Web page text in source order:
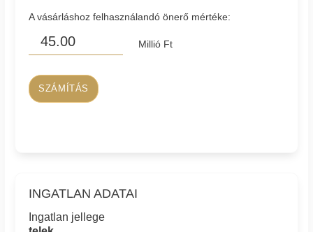
A vásárláshoz felhasználandó önerő mértéke:
Millió Ft
SZÁMÍTÁS
INGATLAN ADATAI
Ingatlan jellege